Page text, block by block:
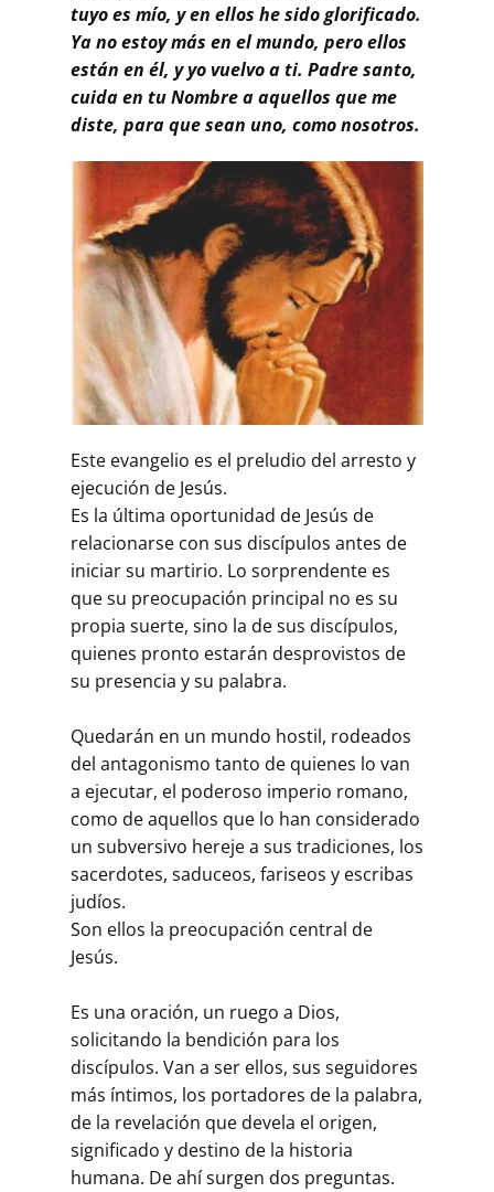
tuyo es mío, y en ellos he sido glorificado.
Ya no estoy más en el mundo, pero ellos
están en él, y yo vuelvo a ti. Padre santo,
cuida en tu Nombre a aquellos que me
diste, para que sean uno, como nosotros.
Este evangelio es el preludio del arresto y
ejecución de Jesús.
Es la última oportunidad de Jesús de
relacionarse con sus discípulos antes de
iniciar su martirio. Lo sorprendente es
que su preocupación principal no es su
propia suerte, sino la de sus discípulos,
quienes pronto estarán desprovistos de
su presencia y su palabra.
Quedarán en un mundo hostil, rodeados
del antagonismo tanto de quienes lo van
a ejecutar, el poderoso imperio romano,
como de aquellos que lo han considerado
un subversivo hereje a sus tradiciones, los
sacerdotes, saduceos, fariseos y escribas
judíos.
Son ellos la preocupación central de
Jesús.
Es una oración, un ruego a Dios,
solicitando la bendición para los
discípulos. Van a ser ellos, sus seguidores
más íntimos, los portadores de la palabra,
de la revelación que devela el origen,
significado y destino de la historia
humana. De ahí surgen dos preguntas.